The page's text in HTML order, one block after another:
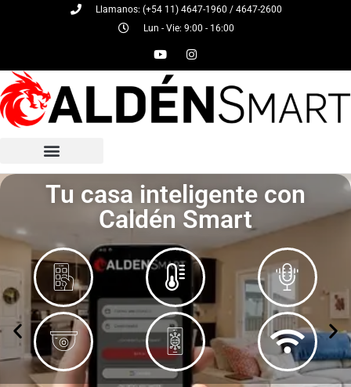
Llamanos: (+54 11) 4647-1960 / 4647-2600
Lun - Vie: 9:00 - 16:00
Tu casa inteligente con
Caldén Smart